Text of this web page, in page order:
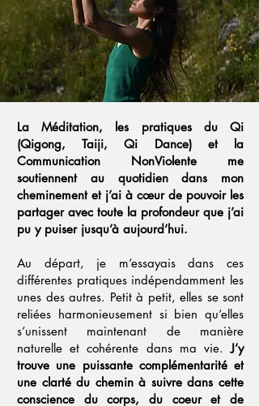
La Méditation, les pratiques du Qi
(Qigong, Taiji, Qi Dance) et la
Communication NonViolente me
soutiennent au quotidien dans mon
cheminement et j’ai à cœur de pouvoir les
partager avec toute la profondeur que j’ai
pu y puiser jusqu’à aujourd’hui.
Au départ, je m’essayais dans ces
différentes pratiques indépendamment les
unes des autres. Petit à petit, elles se sont
reliées harmonieusement si bien qu’elles
s’unissent maintenant de manière
naturelle et cohérente dans ma vie.J’y
trouve une puissante complémentarité et
une clarté du chemin à suivre dans cette
conscience du corps, du coeur et de